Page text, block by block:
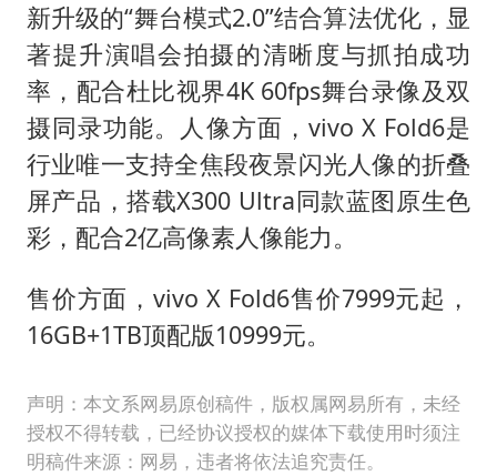
新升级的“舞台模式2.0”结合算法优化，显
著提升演唱会拍摄的清晰度与抓拍成功
率，配合杜比视界4K 60fps舞台录像及双
摄同录功能。人像方面，vivo X Fold6是
行业唯一支持全焦段夜景闪光人像的折叠
屏产品，搭载X300 Ultra同款蓝图原生色
彩，配合2亿高像素人像能力。
售价方面，vivo X Fold6售价7999元起，
16GB+1TB顶配版10999元。
声明：本文系网易原创稿件，版权属网易所有，未经
授权不得转载，已经协议授权的媒体下载使用时须注
明稿件来源：网易，违者将依法追究责任。